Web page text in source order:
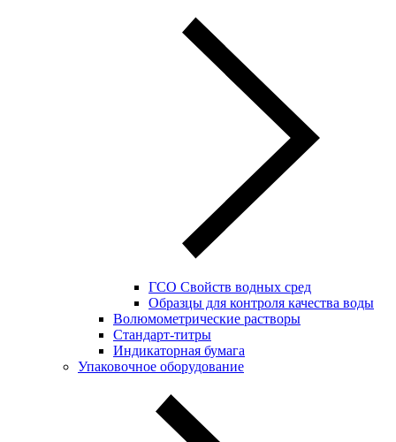
ГСО Свойств водных сред
Образцы для контроля качества воды
Волюмометрические растворы
Стандарт-титры
Индикаторная бумага
Упаковочное оборудование